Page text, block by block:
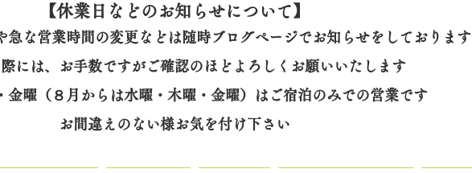
【休業日などのお知らせについて】​
急な営業時間の変更などは随時ブログページでお知らせをしております
には、
お手数ですがご確認のほどよろしくお願いいたします
金曜（８月からは水曜・木曜・金曜）はご宿泊のみでの営業です
お間違えのない様お気を付け下さい